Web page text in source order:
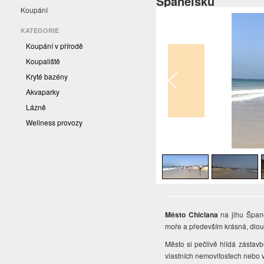
Koupání
KATEGORIE
Koupání v přírodě
Koupaliště
Kryté bazény
Akvaparky
Lázně
Wellness provozy
Město Chiclana na jihu
moře a především krásná,
Město si pečlivě hlídá
vlastních nemovitostech